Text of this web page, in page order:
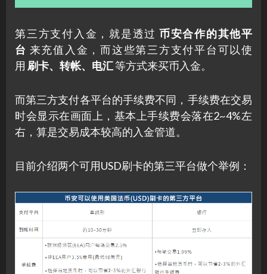
第三方支付入金，就是透过 币安合作的其他平
台 来充值入金，而这些第三方支付平台可以使
用 刷卡、转帐、电汇等方式来买币入金。
而第三方支付各平台的手续费不同，手续费在交易
时会显示在画面上，基本上手续费会落在2~4%左
右，算是交易成本较高的入金管道。
目前介绍两个可用USD刷卡的第三平台做个举例：